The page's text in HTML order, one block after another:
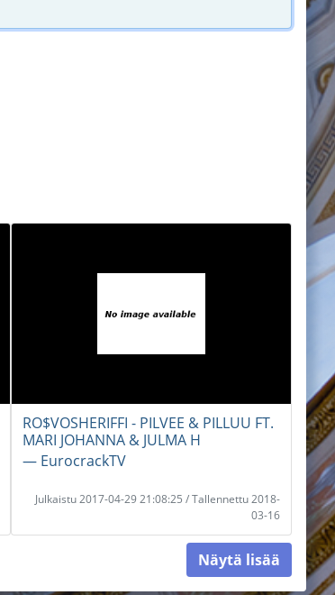
RO$VOSHERIFFI - PILVEE & PILLUU FT.
MARI JOHANNA & JULMA H
― EurocrackTV
Julkaistu 2017-04-29 21:08:25 / Tallennettu 2018-
03-16
Näytä lisää